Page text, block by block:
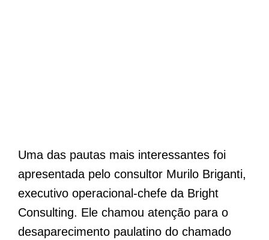
Uma das pautas mais interessantes foi
apresentada pelo consultor Murilo Briganti,
executivo operacional-chefe da Bright
Consulting. Ele chamou atenção para o
desaparecimento paulatino do chamado